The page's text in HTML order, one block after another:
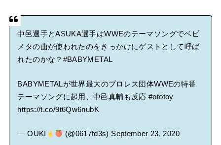
中邑選手とASUKA選手はWWEのテーマソングでベビ
メタの曲が使われたのをきっかけにゲストとして呼ば
れたのかな？ #BABYMETAL
BABYMETALが世界最大のプロレス団体WWEの特番
テーマソングに起用、中邑真輔も反応#ototoy
https://t.co/9t6Qw6nubK
— OUKI (@0617fd3s) September 23, 2020